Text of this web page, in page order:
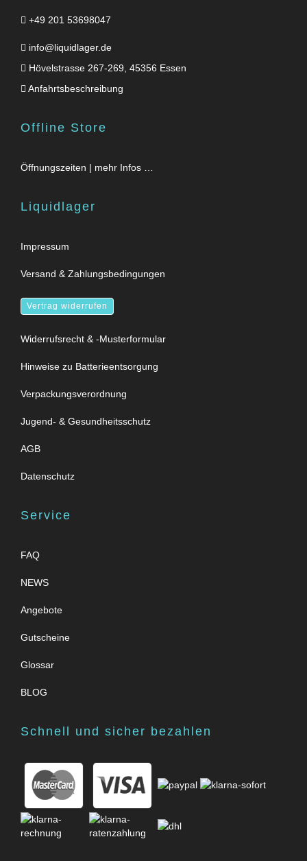
+49 201 53698047
info@liquidlager.de
Hövelstrasse 267-269, 45356 Essen
Anfahrtsbeschreibung
Offline Store
Öffnungszeiten | mehr Infos …
Liquidlager
Impressum
Versand & Zahlungsbedingungen
Vertrag widerrufen
Widerrufsrecht & -Musterformular
Hinweise zu Batterieentsorgung
Verpackungsverordnung
Jugend- & Gesundheitsschutz
AGB
Datenschutz
Service
FAQ
NEWS
Angebote
Gutscheine
Glossar
BLOG
Schnell und sicher bezahlen